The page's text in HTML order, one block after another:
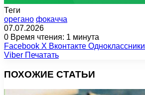
Теги
орегано фокачча
07.07.2026
0 Время чтения: 1 минута
Facebook X Вконтакте Одноклассники
Viber Печатать
ПОХОЖИЕ СТАТЬИ